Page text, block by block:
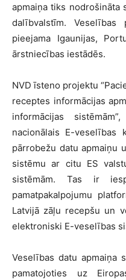
apmaiņa tiks nodrošināta
dalībvalstīm.
pieejama Igaunijas,
ārstniecības iestādēs.
NVD īsteno projektu
receptes informācijas
informācijas
nacionālais E-veselības
pārrobežu datu apmaiņu
sistēmu ar citu ES
sistēmām. Tas ir
pamatpakalpojumu
Latvijā zāļu recepšu un
elektroniski E-veselības
Veselības datu apmaiņa
pamatojoties uz